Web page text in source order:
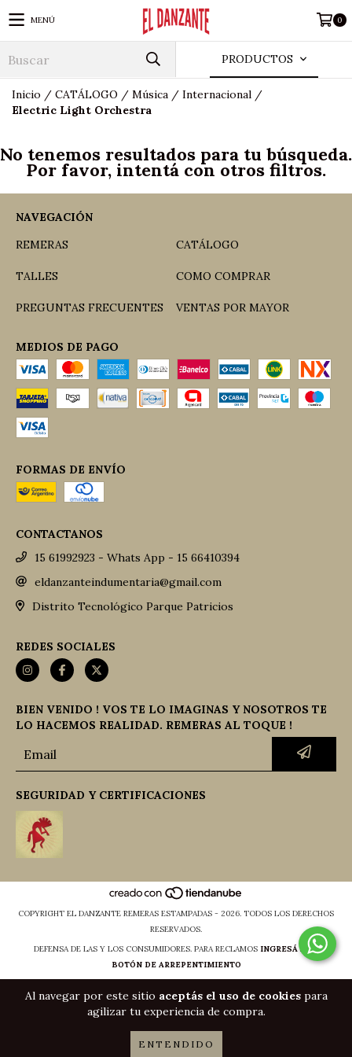
Al navegar por este sitio aceptás el uso de cookiespara
agilizar tu experiencia de compra.
ENTENDIDO
MENÚ 0
PRODUCTOS
Inicio / CATÁLOGO / Música / Internacional /
Electric Light Orchestra
No tenemos resultados para tu búsqueda.
Por favor, intentá con otros filtros.
NAVEGACIÓN
REMERAS
CATÁLOGO
TALLES COMO COMPRAR
PREGUNTAS FRECUENTES VENTAS POR MAYOR
MEDIOS DE PAGO
FORMAS DE ENVÍO
CONTACTANOS
15 61992923 - Whats App - 15 66410394
eldanzanteindumentaria@gmail.com
Distrito Tecnológico Parque Patricios
REDES SOCIALES
BIEN VENIDO ! VOS TE LO IMAGINAS Y NOSOTROS TE
LO HACEMOS REALIDAD. REMERAS AL TOQUE !
SEGURIDAD Y CERTIFICACIONES
COPYRIGHT EL DANZANTE REMERAS ESTAMPADAS - 2026. TODOS LOS DERECHOS
RESERVADOS.
DEFENSA DE LAS Y LOS CONSUMIDORES. PARA RECLAMOS INGRESÁ ACÁ.
BOTÓN DE ARREPENTIMIENTO